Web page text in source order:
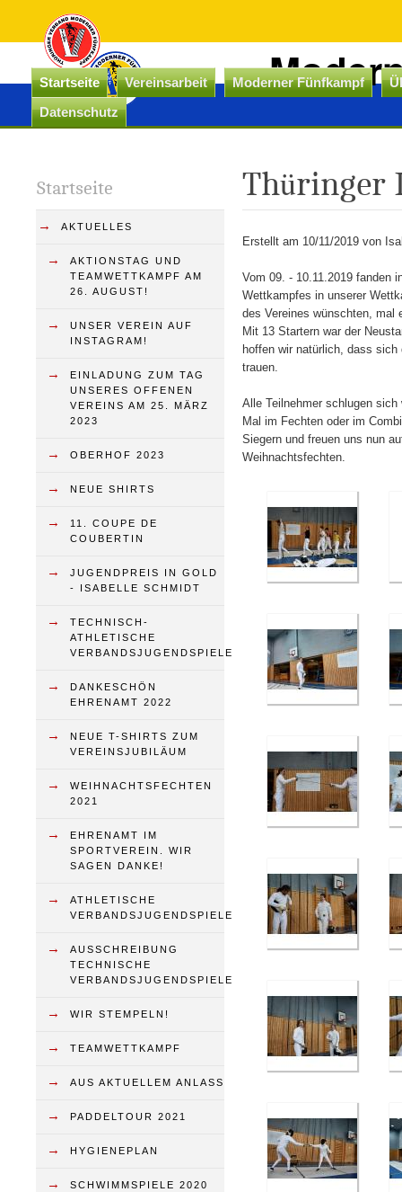
Startseite Vereinsarbeit Moderner Fünfkampf
Datenschutz
Startseite
→ AKTUELLES
→
AKTIONSTAG UND
TEAMWETTKAMPF AM
26. AUGUST!
→
UNSER VEREIN AUF
INSTAGRAM!
→
EINLADUNG ZUM TAG
UNSERES OFFENEN
VEREINS AM 25. MÄRZ
2023
→ OBERHOF 2023
→ NEUE SHIRTS
→
11. COUPE DE
COUBERTIN
→
JUGENDPREIS IN GOLD
- ISABELLE SCHMIDT
→
TECHNISCH-
ATHLETISCHE
VERBANDSJUGENDSPIELE
→
DANKESCHÖN
EHRENAMT 2022
→
NEUE T-SHIRTS ZUM
VEREINSJUBILÄUM
→
WEIHNACHTSFECHTEN
2021
→
EHRENAMT IM
SPORTVEREIN. WIR
SAGEN DANKE!
→
ATHLETISCHE
VERBANDSJUGENDSPIELE
→
AUSSCHREIBUNG
TECHNISCHE
VERBANDSJUGENDSPIELE
→ WIR STEMPELN!
→ TEAMWETTKAMPF
→ AUS AKTUELLEM ANLASS
→ PADDELTOUR 2021
→ HYGIENEPLAN
→ SCHWIMMSPIELE 2020
Thüringer
Erstellt am 10/11/2019 von
Vom 09. - 10.11.2019 fanden
Wettkampfes in unserer
des Vereines wünschten, mal
Mit 13 Startern war der
hoffen wir natürlich, dass
trauen.
Alle Teilnehmer schlugen
Mal im Fechten oder im
Siegern und freuen uns nun
Weihnachtsfechten.